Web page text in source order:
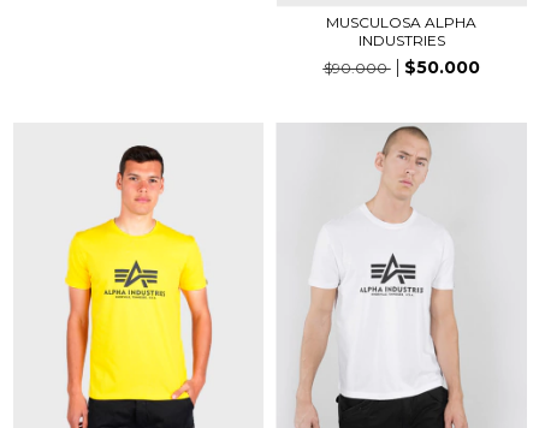
MUSCULOSA ALPHA
INDUSTRIES
$90.000
$50.000